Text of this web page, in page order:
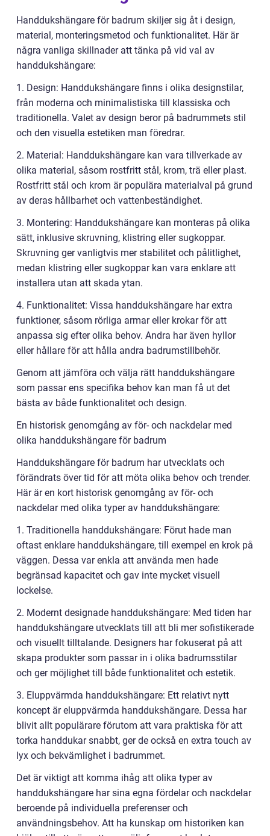
Handdukshängare för badrum skiljer sig åt i design,
material, monteringsmetod och funktionalitet. Här är
några vanliga skillnader att tänka på vid val av
handdukshängare:
1. Design: Handdukshängare finns i olika designstilar,
från moderna och minimalistiska till klassiska och
traditionella. Valet av design beror på badrummets stil
och den visuella estetiken man föredrar.
2. Material: Handdukshängare kan vara tillverkade av
olika material, såsom rostfritt stål, krom, trä eller plast.
Rostfritt stål och krom är populära materialval på grund
av deras hållbarhet och vattenbeständighet.
3. Montering: Handdukshängare kan monteras på olika
sätt, inklusive skruvning, klistring eller sugkoppar.
Skruvning ger vanligtvis mer stabilitet och pålitlighet,
medan klistring eller sugkoppar kan vara enklare att
installera utan att skada ytan.
4. Funktionalitet: Vissa handdukshängare har extra
funktioner, såsom rörliga armar eller krokar för att
anpassa sig efter olika behov. Andra har även hyllor
eller hållare för att hålla andra badrumstillbehör.
Genom att jämföra och välja rätt handdukshängare
som passar ens specifika behov kan man få ut det
bästa av både funktionalitet och design.
En historisk genomgång av för- och nackdelar med
olika handdukshängare för badrum
Handdukshängare för badrum har utvecklats och
förändrats över tid för att möta olika behov och trender.
Här är en kort historisk genomgång av för- och
nackdelar med olika typer av handdukshängare:
1. Traditionella handdukshängare: Förut hade man
oftast enklare handdukshängare, till exempel en krok på
väggen. Dessa var enkla att använda men hade
begränsad kapacitet och gav inte mycket visuell
lockelse.
2. Modernt designade handdukshängare: Med tiden har
handdukshängare utvecklats till att bli mer sofistikerade
och visuellt tilltalande. Designers har fokuserat på att
skapa produkter som passar in i olika badrumsstilar
och ger möjlighet till både funktionalitet och estetik.
3. Eluppvärmda handdukshängare: Ett relativt nytt
koncept är eluppvärmda handdukshängare. Dessa har
blivit allt populärare förutom att vara praktiska för att
torka handdukar snabbt, ger de också en extra touch av
lyx och bekvämlighet i badrummet.
Det är viktigt att komma ihåg att olika typer av
handdukshängare har sina egna fördelar och nackdelar
beroende på individuella preferenser och
användningsbehov. Att ha kunskap om historiken kan